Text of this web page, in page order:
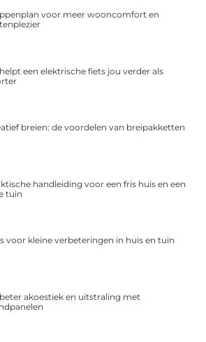
voor meer wooncomfort en
een elektrische fiets jou verder als
breien: de voordelen van breipakketten
handleiding voor een fris huis en een
tuin
voor kleine verbeteringen in huis en tuin
akoestiek en uitstraling met